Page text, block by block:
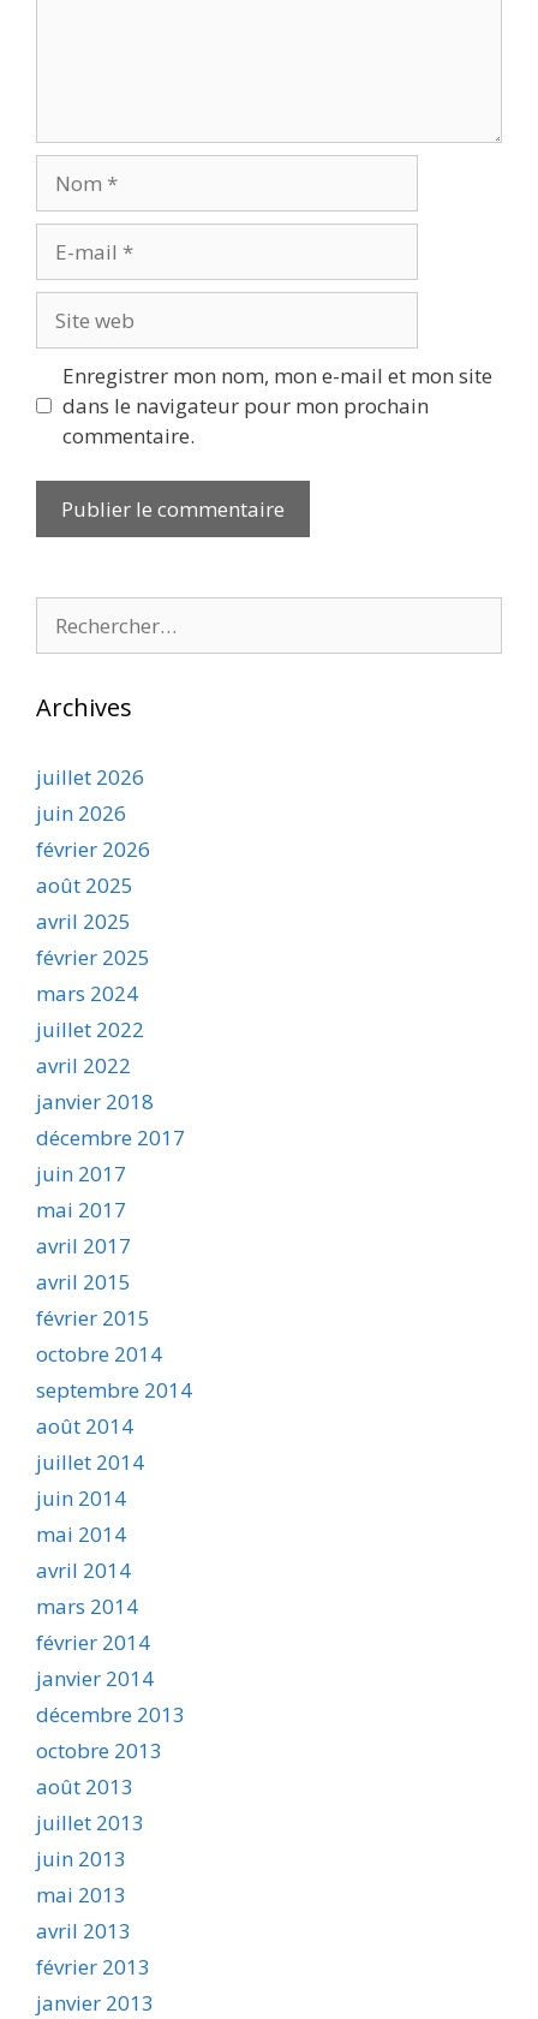
mail
web
Enregistrer mon nom, mon e-mail et mon site
dans le navigateur pour mon prochain
commentaire.
Archives
juillet 2026
juin 2026
février 2026
août 2025
avril 2025
février 2025
mars 2024
juillet 2022
avril 2022
janvier 2018
décembre 2017
juin 2017
mai 2017
avril 2017
avril 2015
février 2015
octobre 2014
septembre 2014
août 2014
juillet 2014
juin 2014
mai 2014
avril 2014
mars 2014
février 2014
janvier 2014
décembre 2013
octobre 2013
août 2013
juillet 2013
juin 2013
mai 2013
avril 2013
février 2013
janvier 2013